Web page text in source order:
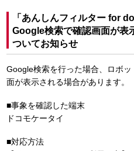
「あんしんフィルター for
Google検索で確認画面が表
ついてお知らせ
Google検索を行った場合、ロボ
面が表示される場合があります。
■事象を確認した端末
ドコモケータイ
■対応方法